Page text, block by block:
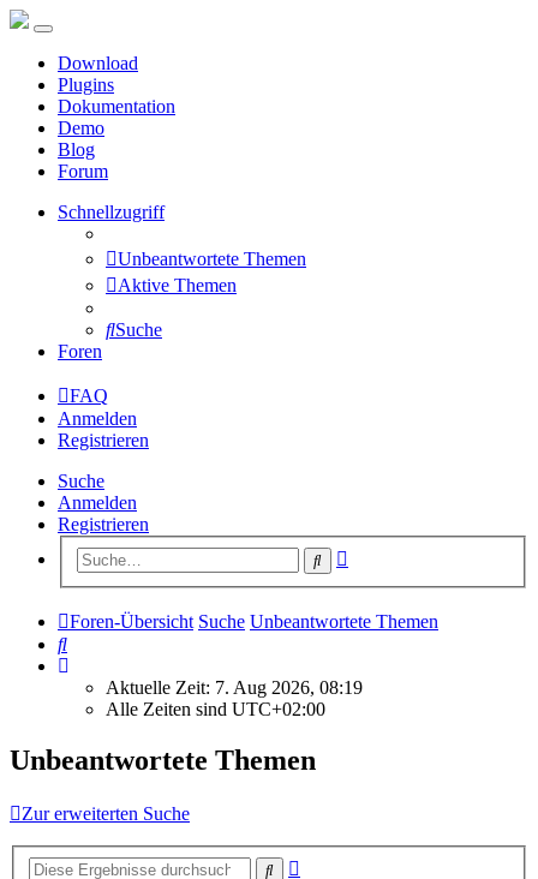
Download
Plugins
Dokumentation
Demo
Blog
Forum
Schnellzugriff
Unbeantwortete Themen
Aktive Themen
Suche
Foren
FAQ
Anmelden
Registrieren
Suche
Anmelden
Registrieren
Suche
Foren-Übersicht Suche Unbeantwortete Themen
Suche
Aktuelle Zeit: 7. Aug 2026, 08:19
Alle Zeiten sind UTC+02:00
Unbeantwortete Themen
Zur erweiterten Suche
Suche